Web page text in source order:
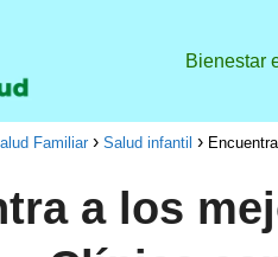
Bienestar
Familiar Salud infantil
a los